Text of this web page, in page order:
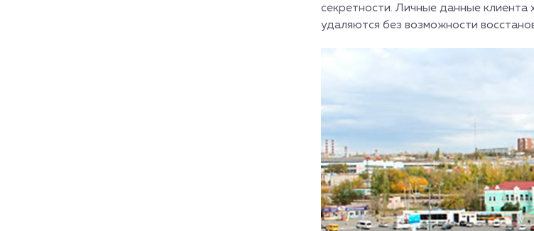
секретности. Личные данные клиента
удаляются без возможности